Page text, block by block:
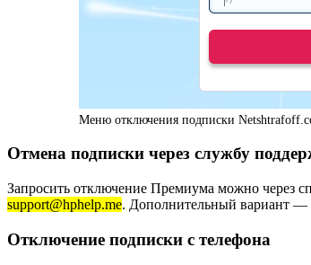
Меню отключения подписки
Отмена подписки через службу
Запросить отключение Премиума можно через
support@hphelp.me. Дополнительный вариант —
Отключение подписки с телефона